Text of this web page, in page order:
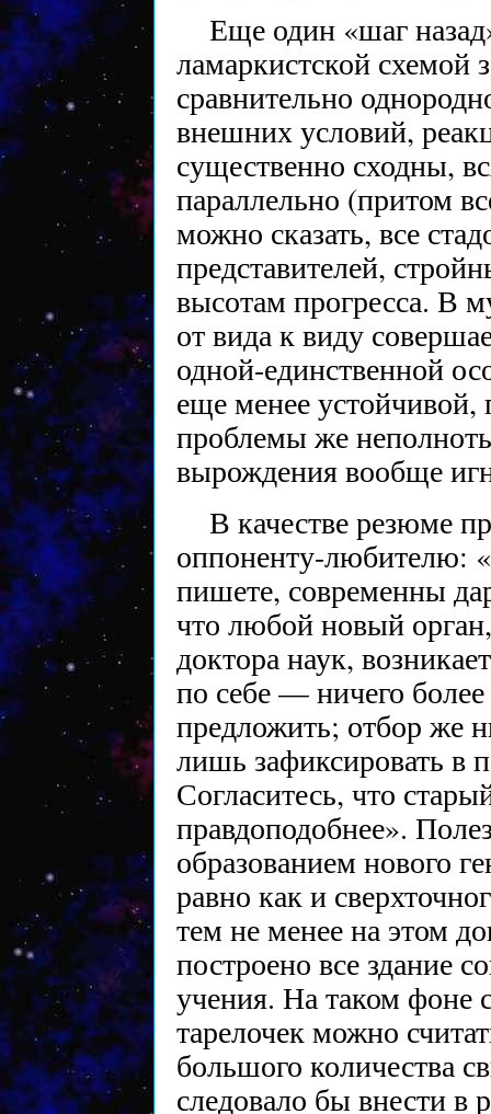
Еще один «шаг
ламаркистской
сравнительно
внешних условий,
существенно сходны,
параллельно (притом
можно сказать, все
представителей,
высотам прогресса. В
от вида к виду
одной-единственной
еще менее
проблемы же
вырождения вообще
В качестве резюме
оппоненту-любителю:
пишете, современны
что любой новый
доктора наук,
по себе — ничего более
предложить; отбор же
лишь зафиксировать в
Согласитесь, что
правдоподобнее».
образованием нового
равно как и
тем не менее на этом
построено все здание
учения. На таком фоне
тарелочек можно
большого количества
следовало бы внести в